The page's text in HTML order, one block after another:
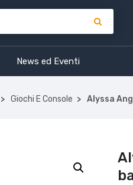
News ed Eventi
Giochi E Console Alyssa